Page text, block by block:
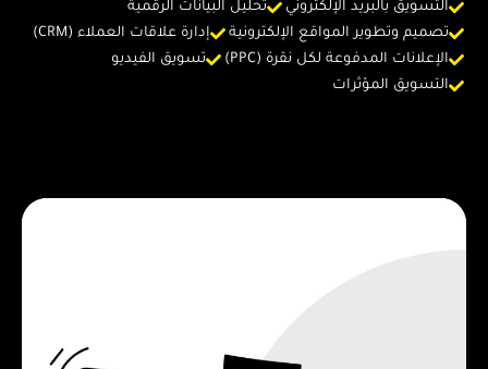
التسويق بالبريد الإلكتروني
تحليل البيانات الرقمية
تصميم وتطوير المواقع الإلكترونية
إدارة علاقات العملاء (CRM)
الإعلانات المدفوعة لكل نقرة (PPC)
تسويق الفيديو
التسويق المؤثرات